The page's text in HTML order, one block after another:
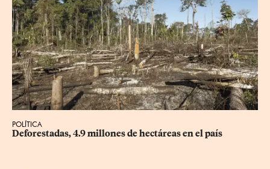
POLÍTICA
Deforestadas, 4.9 millones de hectáreas en el país